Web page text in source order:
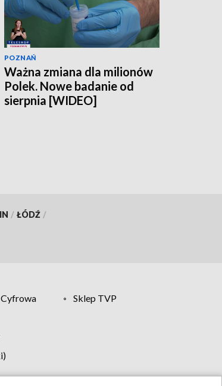
POZNAŃ
Ważna zmiana dla milionów
Polek. Nowe badanie od
sierpnia [WIDEO]
/ ŁÓDŹ /
Sklep TVP